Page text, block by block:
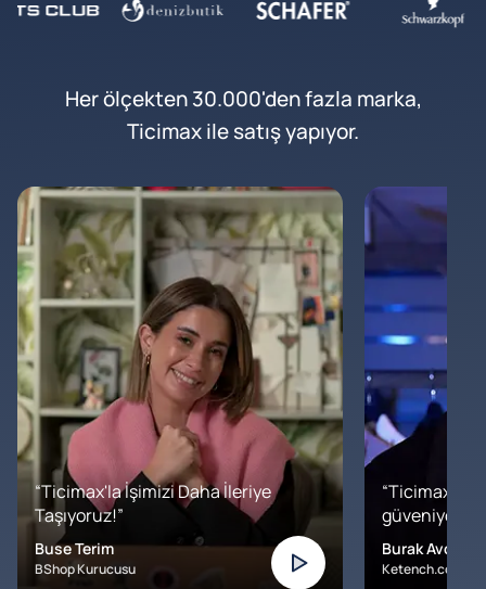
Her ölçekten 30.000'den fazla marka,
Ticimax ile satış yapıyor.
“Ticimax'la İşimizi Daha İleriye
Taşıyoruz!”
Buse Terim
BShop Kurucusu
“Ticimax'a
Burak Avcılar
Ketench.com –